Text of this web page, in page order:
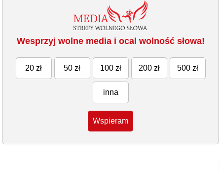
Wesprzyj wolne media i ocal wolność słowa!
20 zł 50 zł 100 zł 200 zł 500 zł
inna
Wspieram